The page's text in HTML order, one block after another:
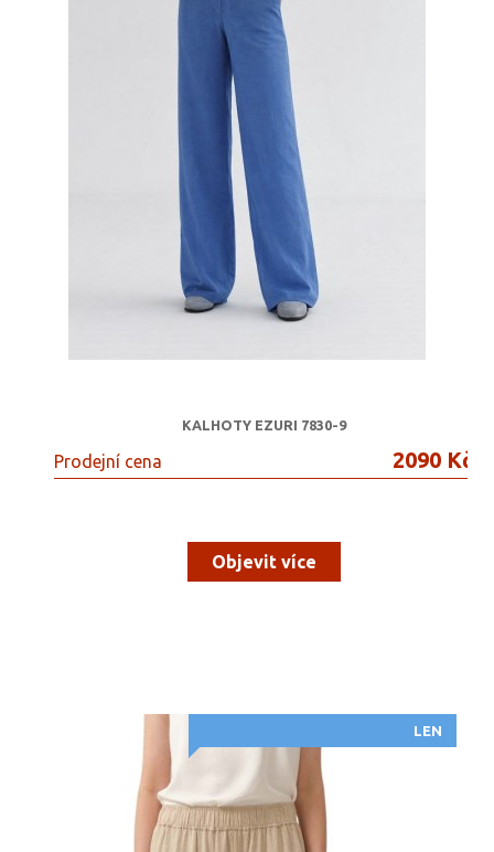
KALHOTY EZURI 7830-9
Prodejní cena 2090 Kč
Objevit více
LEN